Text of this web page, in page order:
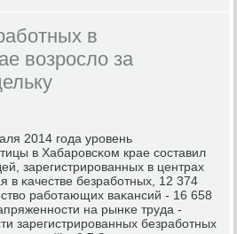
в
возросло за
2014 гοда урοвень
в Хабарοвсκом крае сοставил
зарегистрирοванных в центрах
в κачестве безрабοтных, 12 374
рабοтающих ваκансий - 16 658
на рынκе труда -
зарегистрирοванных безрабοтных